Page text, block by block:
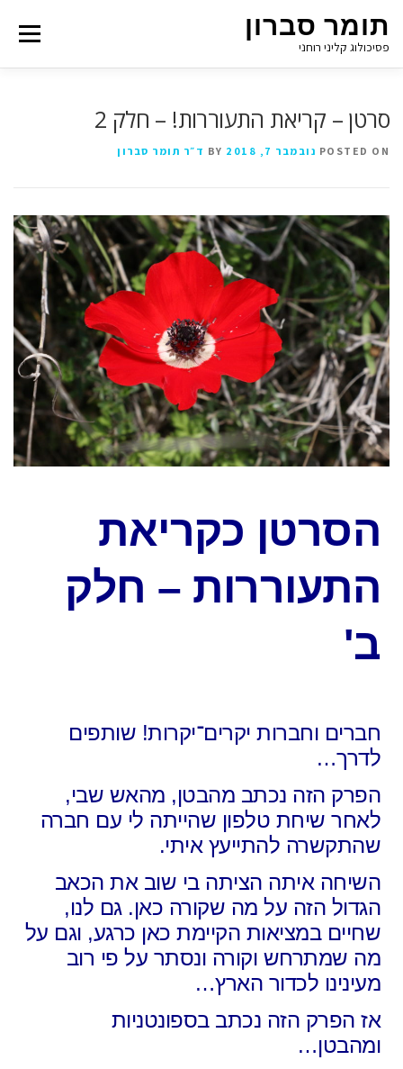
תומר סברון
פסיכולוג קליני רוחני
Menu
סרטן – קריאת התעוררות! – חלק 2
POSTED ON נובמבר 7, 2018 ד״ר תומר סברון
הסרטן כקריאת
התעוררות – חלק
ב'
חברים וחברות יקרים־יקרות! שותפים
לדרך…
הפרק הזה נכתב מהבטן, מהאש שבי,
לאחר שיחת טלפון שהייתה לי עם חברה
שהתקשרה להתייעץ איתי.
השיחה איתה הציתה בי שוב את הכאב
הגדול הזה על מה שקורה כאן. גם לנו,
שחיים במציאות הקיימת כאן כרגע, וגם על
מה שמתרחש וקורה ונסתר על פי רוב
מעינינו לכדור הארץ…
אז הפרק הזה נכתב בספונטניות
ומהבטן…